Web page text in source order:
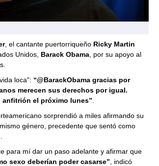
, el cantante puertorriqueño Ricky Martin
Unidos, Barack Obama, por su apoyo al
loca": “@BarackObama gracias por
merecen sus derechos por igual.
el próximo lunes”
sorprendió a miles afirmando su
género, precedente que sentó como
para mí dar un paso adelante y afirmar que
sexo deberían poder casarse” , indicó